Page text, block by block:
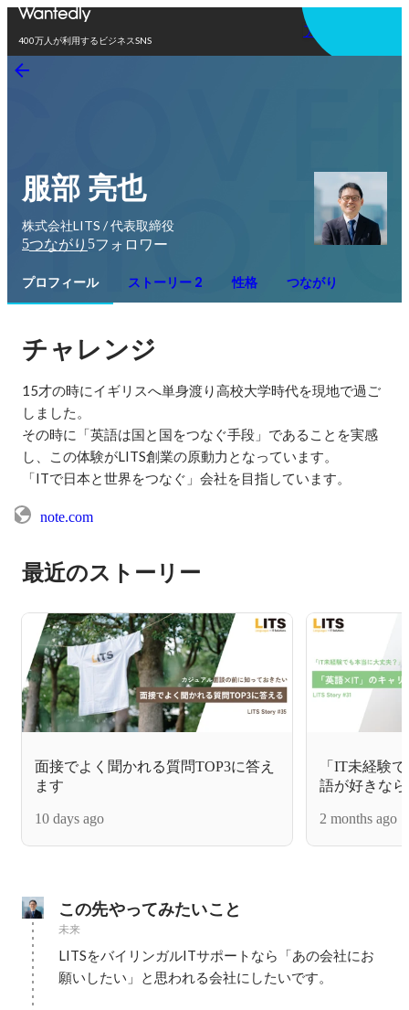
400万人が利用するビジネスSNS
アプリを使う
服部 亮也
株式会社LITS / 代表取締役
5つながり 5フォロワー
プロフィール ストーリー 2 性格 つながり
チャレンジ
15才の時にイギリスへ単身渡り高校大学時代を現地で過ご
しました。
その時に「英語は国と国をつなぐ手段」であることを実感
し、この体験がLITS創業の原動力となっています。
note.com
最近のストーリー
面接でよく聞かれる質問TOP3に答え
ます
10 days ago
「IT未経験
語が好きな
2 months ago
この先やってみたいこと
未来
LITSをバイリンガルITサポートなら「あの会社にお
願いしたい」と思われる会社にしたいです。